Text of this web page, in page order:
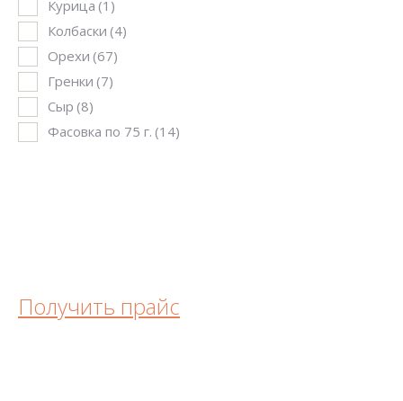
Курица (1)
Колбаски (4)
Орехи (67)
Гренки (7)
Сыр (8)
Фасовка по 75 г. (14)
Получить прайс